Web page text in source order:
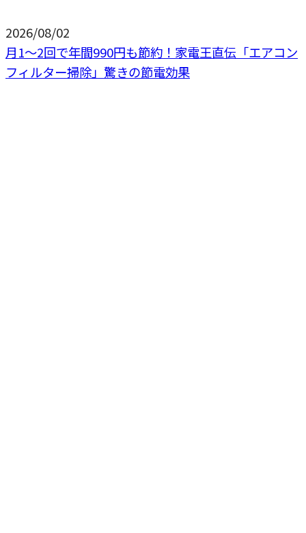
2026/08/02
月1〜2回で年間990円も節約！家電王直伝「エアコン
フィルター掃除」驚きの節電効果